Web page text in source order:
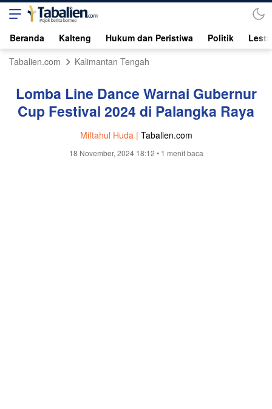
Beranda Kalteng Hukum dan Peristiwa Politik
Tabalien.com
Kalimantan Tengah
Lomba Line Dance Warnai Gubernur
Cup Festival 2024 di Palangka Raya
Miftahul Huda | Tabalien.com
18 November, 2024 18:12 • 1 menit baca